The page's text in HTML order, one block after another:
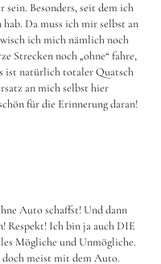
sein. Besonders, seit dem ich
Da muss ich mir selbst an
ich mich nämlich noch
Strecken noch „ohne“ fahre,
ist natürlich totaler Quatsch
an mich selbst hier
für die Erinnerung daran!
Auto schaffst! Und dann
Respekt! Ich bin ja auch DIE
Mögliche und Unmögliche.
meist mit dem Auto.